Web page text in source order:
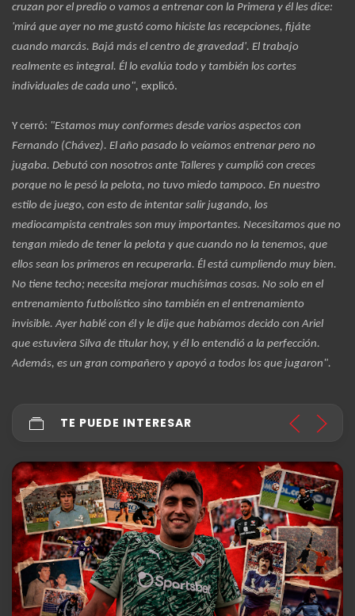
cruzan por el predio o vamos a entrenar con la Primera y él les dice:
'mirá que ayer no me gustó como hiciste las recepciones, fijáte
cuando marcás. Bajá más el centro de gravedad'. El trabajo
realmente es integral. Él lo evalúa todo y también los cortes
individuales de cada uno", explicó.
Y cerró: "Estamos muy conformes desde varios aspectos con
Fernando (Chávez). El año pasado lo veíamos entrenar pero no
jugaba. Debutó con nosotros ante Talleres y cumplió con creces
porque no le pesó la pelota, no tuvo miedo tampoco. En nuestro
estilo de juego, con esto de intentar salir jugando, los
mediocampista centrales son muy importantes. Necesitamos que no
tengan miedo de tener la pelota y que cuando no la tenemos, que
ellos sean los primeros en recuperarla. Él está cumpliendo muy bien.
No tiene techo; necesita mejorar muchísimas cosas. No solo en el
entrenamiento futbolístico sino también en el entrenamiento
invisible. Ayer hablé con él y le dije que habíamos decido con Ariel
que estuviera Silva de titular hoy, y él lo entendió a la perfección.
Además, es un gran compañero y apoyó a todos los que jugaron".
TE PUEDE INTERESAR